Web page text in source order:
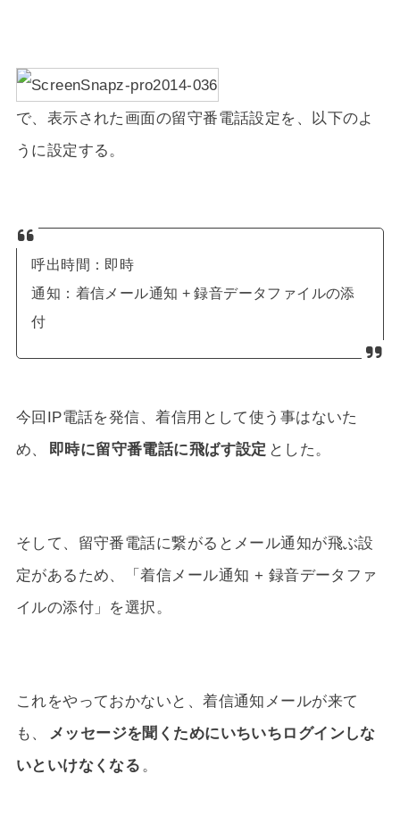
で、表示された画面の留守番電話設定を、以下のよ
うに設定する。
呼出時間：即時
通知：着信メール通知 + 録音データファイルの添
付
今回IP電話を発信、着信用として使う事はないた
め、
即時に留守番電話に飛ばす設定 とした。
そして、留守番電話に繋がるとメール通知が飛ぶ設
定があるため、「着信メール通知 + 録音データファ
イルの添付」を選択。
これをやっておかないと、着信通知メールが来て
も、
メッセージを聞くためにいちいちログインしな
いといけなくなる 。